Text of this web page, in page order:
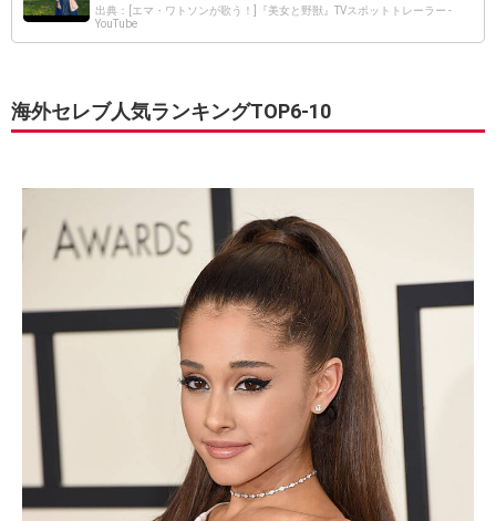
出典：[エマ・ワトソンが歌う！]『美女と野獣』TVスポットトレーラー -
YouTube
海外セレブ人気ランキングTOP6-10